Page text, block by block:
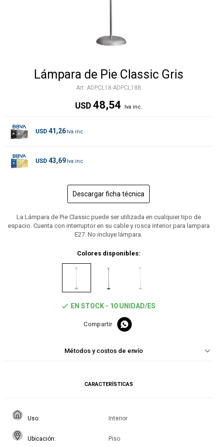
Lámpara de Pie Classic Gris
ADPCL18-ADPCL18B
USD 48,54
USD 41,26
USD 43,69
Descargar ficha técnica
La Lámpara de Pie Classic puede ser utilizada en cualquier tipo de
espacio. Cuenta con interruptor en su cable y rosca interior para lampara
E27. No incluye lámpara.
Colores disponibles:
EN STOCK - 10 UNIDAD/ES

Métodos y costos de envío
CARACTERÍSTICAS
Uso Interior
Ubicación Piso